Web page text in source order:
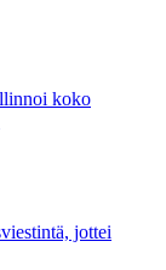
koko
jottei